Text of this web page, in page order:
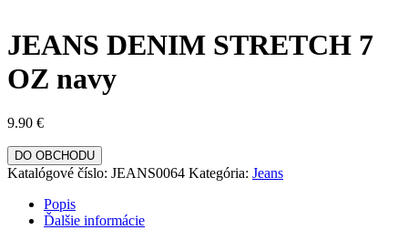
JEANS DENIM STRETCH 7
OZ navy
9.90 €
DO OBCHODU
Katalógové číslo: JEANS0064 Kategória: Jeans
Popis
Ďalšie informácie